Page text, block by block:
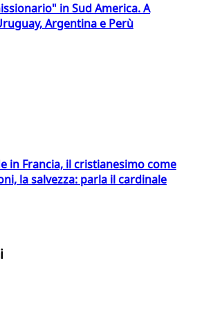
in Sud America. A
Argentina e Perù
in Francia, il cristianesimo come
la salvezza: parla il cardinale